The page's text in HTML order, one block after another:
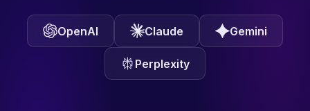
OpenAI Claude Gemini
Perplexity